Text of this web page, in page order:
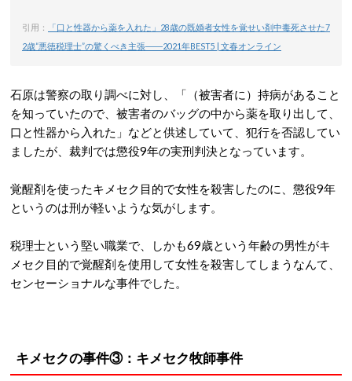
引用：
「口と性器から薬を入れた」28歳の既婚者女性を覚せい剤中毒死させた7
2歳“悪徳税理士”の驚くべき主張――2021年BEST5 | 文春オンライン
石原は警察の取り調べに対し、「（被害者に）持病があること
を知っていたので、被害者のバッグの中から薬を取り出して、
口と性器から入れた」などと供述していて、犯行を否認してい
ましたが、裁判では懲役9年の実刑判決となっています。
覚醒剤を使ったキメセク目的で女性を殺害したのに、懲役9年
というのは刑が軽いような気がします。
税理士という堅い職業で、しかも69歳という年齢の男性がキ
メセク目的で覚醒剤を使用して女性を殺害してしまうなんて、
センセーショナルな事件でした。
キメセクの事件③：キメセク牧師事件